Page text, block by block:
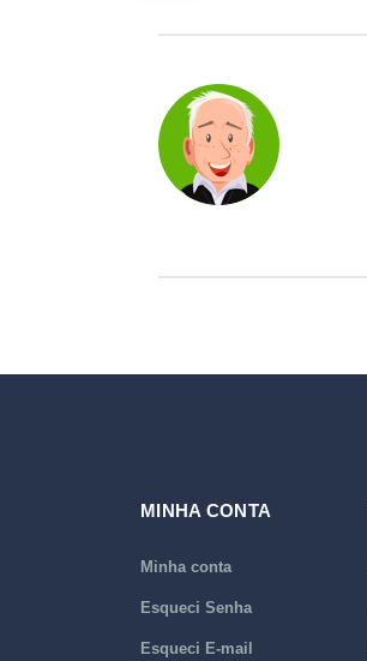
MINHA CONTA
Minha conta
Esqueci Senha
Esqueci E-mail